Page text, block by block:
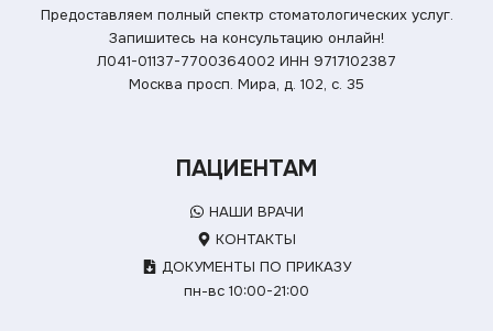
Предоставляем полный спектр стоматологических услуг.
Запишитесь на консультацию онлайн!
Л041-01137-7700364002 ИНН 9717102387
Москва просп. Мира, д. 102, с. 35
ПАЦИЕНТАМ
НАШИ ВРАЧИ
КОНТАКТЫ
ДОКУМЕНТЫ ПО ПРИКАЗУ
пн-вс 10:00-21:00